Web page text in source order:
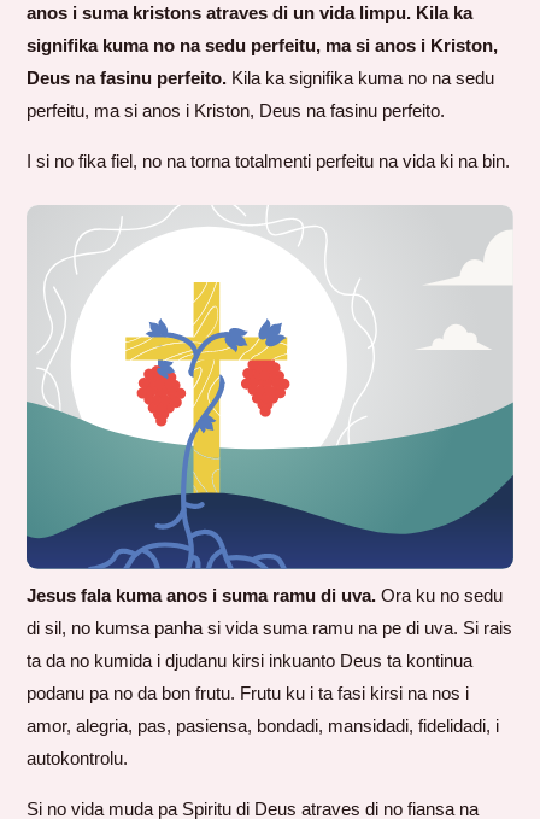
anos i suma kristons atraves di un vida limpu. Kila ka
signifika kuma no na sedu perfeitu, ma si anos i Kriston,
Deus na fasinu perfeito. Kila ka signifika kuma no na sedu
perfeitu, ma si anos i Kriston, Deus na fasinu perfeito.
I si no fika fiel, no na torna totalmenti perfeitu na vida ki na bin.
Jesus fala kuma anos i suma ramu di uva. Ora ku no sedu
di sil, no kumsa panha si vida suma ramu na pe di uva. Si rais
ta da no kumida i djudanu kirsi inkuanto Deus ta kontinua
podanu pa no da bon frutu. Frutu ku i ta fasi kirsi na nos i
amor, alegria, pas, pasiensa, bondadi, mansidadi, fidelidadi, i
autokontrolu.
Si no vida muda pa Spiritu di Deus atraves di no fiansa na